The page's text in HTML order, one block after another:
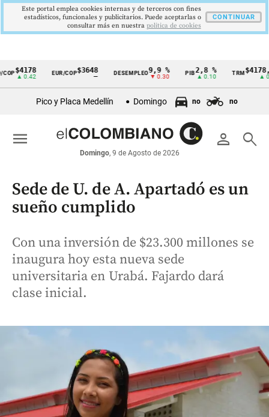
Cintillo
económicos
Colombia
$4178
▲ 0.42
EUR/COP$3648 DESEMPLEO9,9 %
▼ 0.30
2,8 %
▲ 0.10
TRM$4178,23
▲ 0.42
Pico y Placa Medellín Domingo no no
person search
Domingo, 9 de Agosto de 2026
menu
Sede de U. de A. Apartadó es un
sueño cumplido
Con una inversión de $23.300 millones se
inaugura hoy esta nueva sede
universitaria en Urabá. Fajardo dará
clase inicial.
Este portal emplea cookies internas y de terceros con fines
estadísticos, funcionales y publicitarios. Puede aceptarlas o
consultar más en nuestra politica de cookies
CONTINUAR